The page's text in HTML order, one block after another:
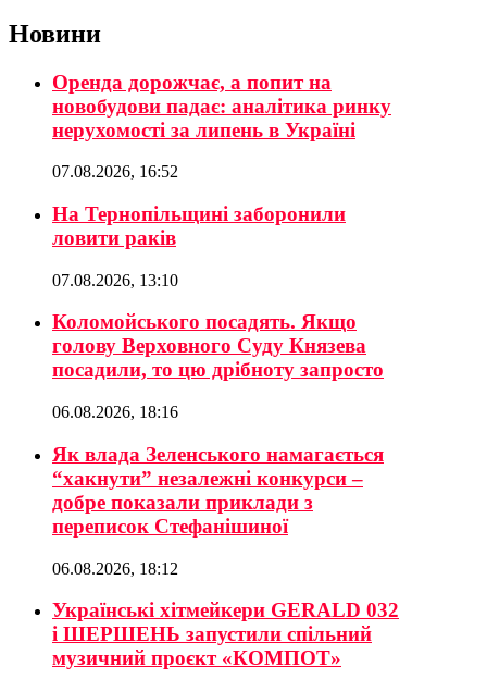
Новини
Оренда дорожчає, а попит на
новобудови падає: аналітика ринку
нерухомості за липень в Україні
07.08.2026, 16:52
На Тернопільщині заборонили
ловити раків
07.08.2026, 13:10
Коломойського посадять. Якщо
голову Верховного Суду Князева
посадили, то цю дрібноту запросто
06.08.2026, 18:16
Як влада Зеленського намагається
“хакнути” незалежні конкурси –
добре показали приклади з
переписок Стефанішиної
06.08.2026, 18:12
Українські хітмейкери GERALD 032
і ШЕРШЕНЬ запустили спільний
музичний проєкт «КОМПОТ»